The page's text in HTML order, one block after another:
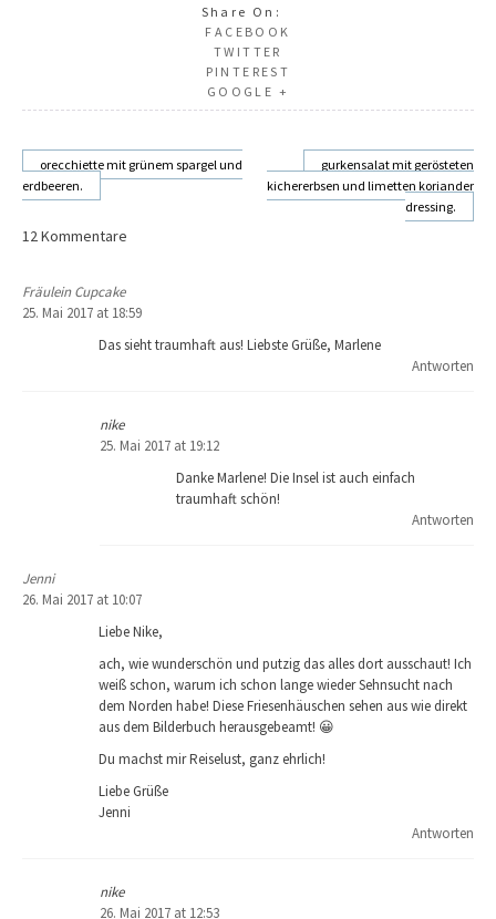
Share On:
FACEBOOK
TWITTER
PINTEREST
GOOGLE +
Beitragsnavigation
orecchiette mit grünem spargel und
erdbeeren.
gurkensalat mit gerösteten
kichererbsen und limetten koriander
dressing.
12 Kommentare
Fräulein Cupcake
25. Mai 2017 at 18:59
Das sieht traumhaft aus! Liebste Grüße, Marlene
Antworten
nike
25. Mai 2017 at 19:12
Danke Marlene! Die Insel ist auch einfach
traumhaft schön!
Antworten
Jenni
26. Mai 2017 at 10:07
Liebe Nike,
ach, wie wunderschön und putzig das alles dort ausschaut! Ich
weiß schon, warum ich schon lange wieder Sehnsucht nach
dem Norden habe! Diese Friesenhäuschen sehen aus wie direkt
aus dem Bilderbuch herausgebeamt! 😀
Du machst mir Reiselust, ganz ehrlich!
Liebe Grüße
Jenni
Antworten
nike
26. Mai 2017 at 12:53